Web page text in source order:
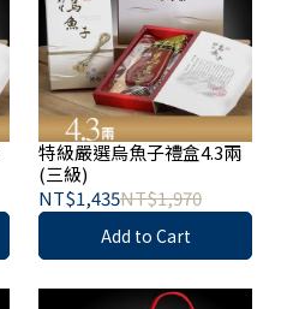
特級嚴選烏魚子禮盒4.3兩
(三級)
NT$1,435NT$1,970
Add to Cart